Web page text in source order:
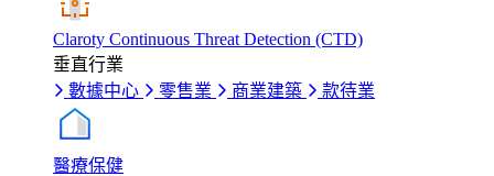
Claroty Continuous Threat Detection (CTD)
垂直行業
數據中心
零售業 商業建築 款待業
醫療保健